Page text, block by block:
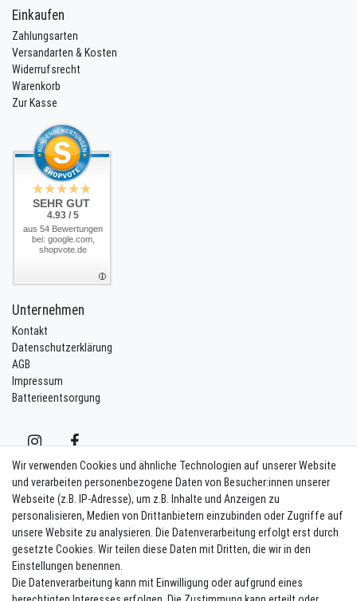
Einkaufen
Zahlungsarten
Versandarten & Kosten
Widerrufsrecht
Warenkorb
Zur Kasse
SEHR GUT
4.93 / 5
aus 54 Bewertungen
bei: google.com,
shopvote.de
Unternehmen
Kontakt
Datenschutzerklärung
AGB
Impressum
Batterieentsorgung
Vertrag widerrufen Kontakt
Newsletter eintragen
Melde Dich an um alle Vorteile zu genießen. Plus 10 EUR Gutschein für
die Newsletteranmeldung, einlösbar ab 75 EUR Warenwert!
Wir verwenden Cookies und ähnliche Technologien auf unserer Website
und verarbeiten personenbezogene Daten von Besucher:innen unserer
Webseite (z.B. IP-Adresse), um z.B. Inhalte und Anzeigen zu
personalisieren, Medien von Drittanbietern einzubinden oder Zugriffe auf
unsere Website zu analysieren. Die Datenverarbeitung erfolgt erst durch
gesetzte Cookies. Wir teilen diese Daten mit Dritten, die wir in den
Einstellungen benennen.
Die Datenverarbeitung kann mit Einwilligung oder aufgrund eines